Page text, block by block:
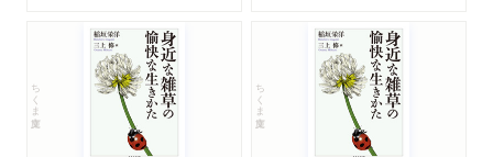
ちくま文庫 ちくま文庫